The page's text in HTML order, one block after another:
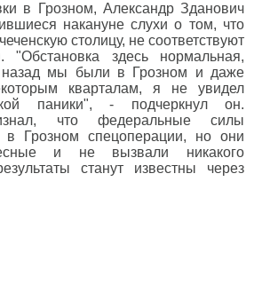
в Грозном, Александр Зданович
накануне слухи о том, что
столицу, не соответствуют
"Обстановка здесь нормальная,
назад мы были в Грозном и даже
кварталам, я не увидел
паники", - подчеркнул он.
что федеральные силы
в Грозном спецоперации, но они
и не вызвали никакого
станут известны через